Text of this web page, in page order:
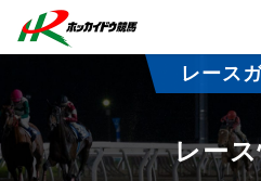
レース
レー